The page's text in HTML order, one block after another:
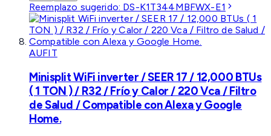
Reemplazo sugerido: DS-K1T344MBFWX-E1
AUFIT
Minisplit WiFi inverter / SEER 17 / 12,000 BTUs
( 1 TON ) / R32 / Frío y Calor / 220 Vca / Filtro
de Salud / Compatible con Alexa y Google
Home.